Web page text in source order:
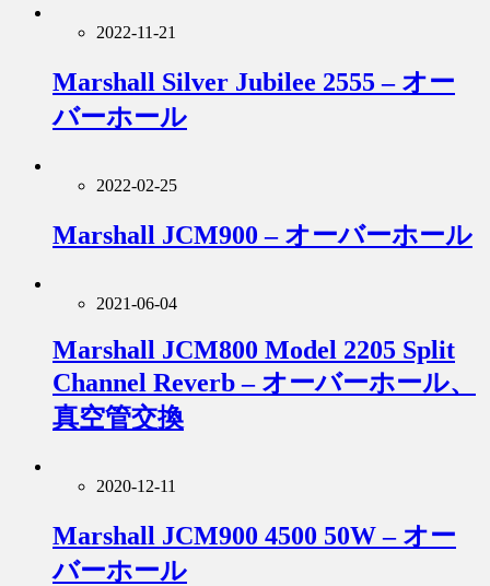
2022-11-21
Marshall Silver Jubilee 2555 – オー
バーホール
2022-02-25
Marshall JCM900 – オーバーホール
2021-06-04
Marshall JCM800 Model 2205 Split
Channel Reverb – オーバーホール、
真空管交換
2020-12-11
Marshall JCM900 4500 50W – オー
バーホール